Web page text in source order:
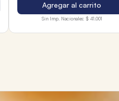
Agregar al carrito
Sin Imp. Nacionales: $ 41.001